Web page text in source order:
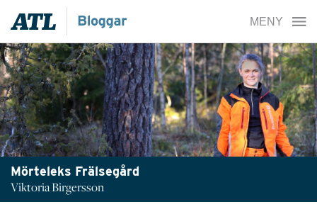
Mörteleks Frälsegård
Viktoria Birgersson